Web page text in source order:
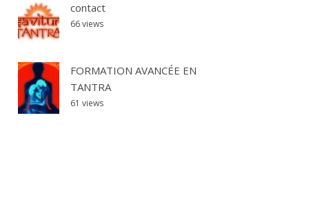
contact
66 views
FORMATION AVANCÉE EN
TANTRA
61 views